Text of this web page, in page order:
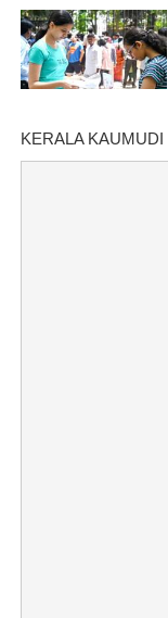
KERALA KAUMUDI